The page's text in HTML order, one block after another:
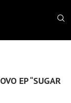
EP “SUGAR